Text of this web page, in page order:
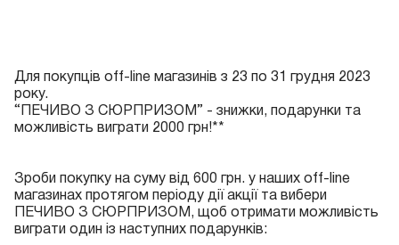
Для покупців off-line магазинів з 23 по 31 грудня 2023
року.
“ПЕЧИВО З СЮРПРИЗОМ” - знижки, подарунки та
можливість виграти 2000 грн!**
Зроби покупку на суму від 600 грн. у наших off-line
магазинах протягом періоду дії акції та вибери
ПЕЧИВО З СЮРПРИЗОМ, щоб отримати можливість
виграти один із наступних подарунків: